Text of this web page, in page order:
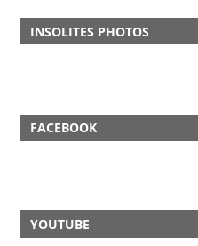
INSOLITES PHOTOS
FACEBOOK
YOUTUBE